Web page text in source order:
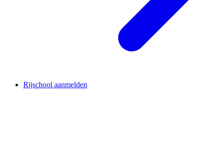
Rijschool aanmelden